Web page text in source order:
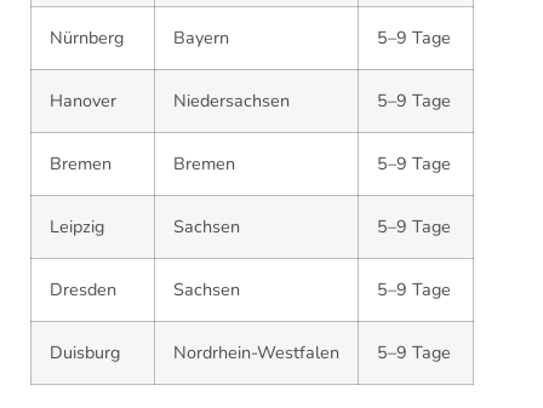
Nürnberg Bayern 5–9 Tage
Hanover Niedersachsen 5–9 Tage
Bremen Bremen 5–9 Tage
Leipzig Sachsen 5–9 Tage
Dresden Sachsen 5–9 Tage
Duisburg Nordrhein-Westfalen 5–9 Tage